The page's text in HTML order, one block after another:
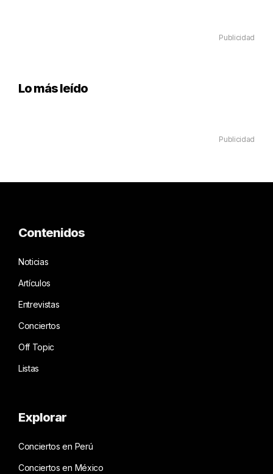
Publicidad
Lo más leído
Publicidad
Contenidos
Noticias
Artículos
Entrevistas
Conciertos
Off Topic
Listas
Explorar
Conciertos en Perú
Conciertos en México